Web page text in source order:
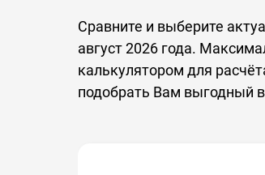
Сравните и выберите
август 2026 года.
калькулятором для
подобрать Вам выгодный